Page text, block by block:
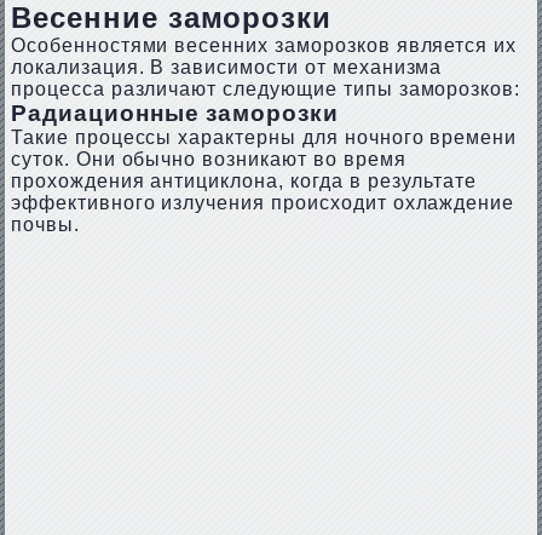
Весенние заморозки
Особенностями весенних заморозков является их
локализация. В зависимости от механизма
процесса различают следующие типы заморозков:
Радиационные заморозки
Такие процессы характерны для ночного времени
суток. Они обычно возникают во время
прохождения антициклона, когда в результате
эффективного излучения происходит охлаждение
почвы.